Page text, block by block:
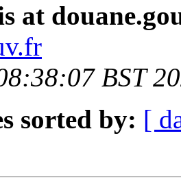
at
BST
sorted by: [